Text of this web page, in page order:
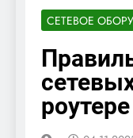
СЕТЕВОЕ
роутере